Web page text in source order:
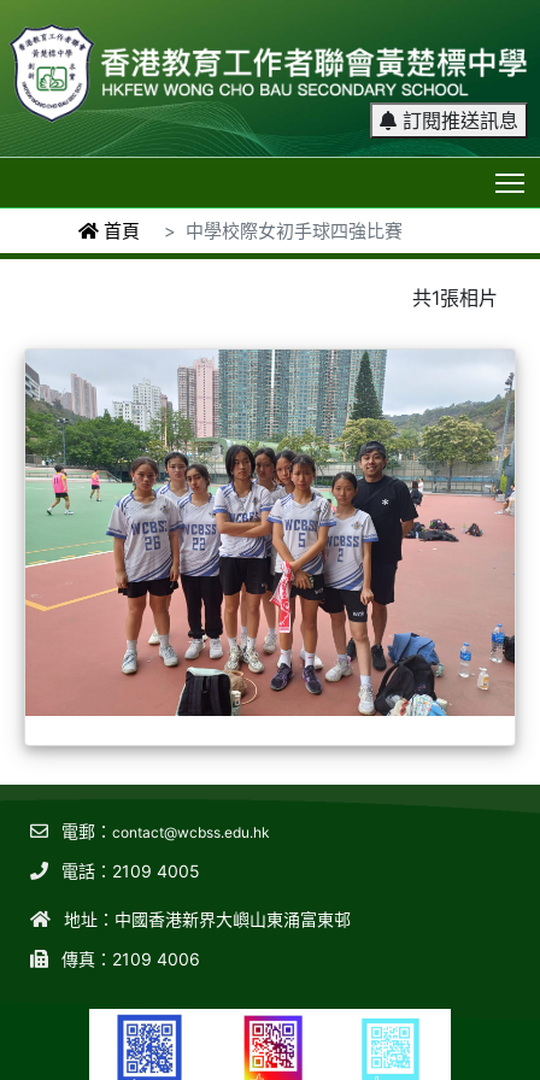
訂閱推送訊息
首頁 中學校際女初手球四強比賽
共1張相片
電郵： contact@wcbss.edu.hk
電話：2109 4005
地址：中國香港新界大嶼山東涌富東邨
傳真：2109 4006